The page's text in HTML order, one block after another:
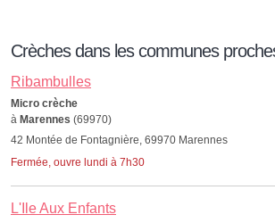
Crèches dans les communes
Ribambulles
Micro crèche
à Marennes (69970)
42 Montée de Fontagnière, 69970 Marennes
Fermée, ouvre lundi à 7h30
L'Ile Aux Enfants